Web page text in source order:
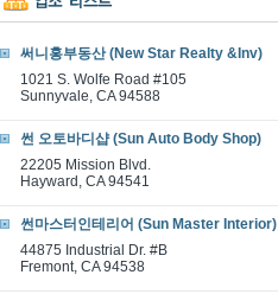
써니홍부동산 (New Star Realty &Inv)
1021 S. Wolfe Road #105
Sunnyvale, CA 94588
썬 오토바디샵 (Sun Auto Body Shop)
22205 Mission Blvd.
Hayward, CA 94541
썬마스터인테리어 (Sun Master Interior)
44875 Industrial Dr. #B
Fremont, CA 94538